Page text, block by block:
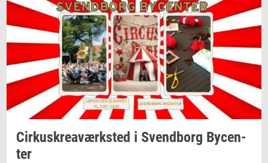
Cir­kuskrea­værk­sted i Svend­borg By­cen­
ter